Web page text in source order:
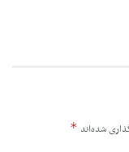
شده‌اند *